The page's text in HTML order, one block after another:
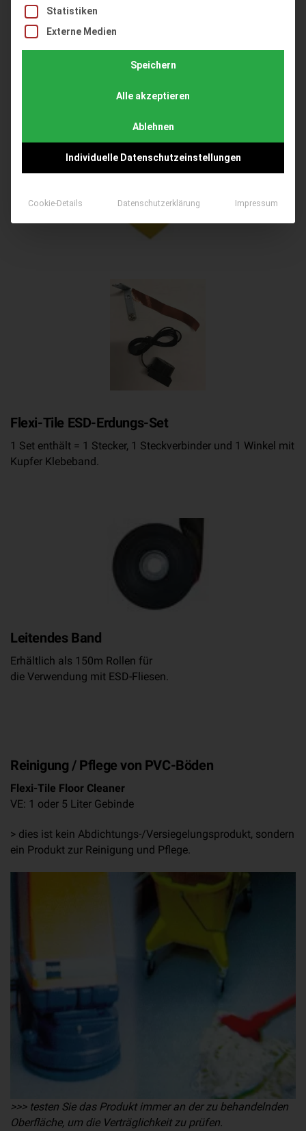
>>> nicht geeignet für Hubwagen, Ameisen, Auto, LKW’s,
Staplerverkehr, etc.
Flexi-Tile ESD-Erdungs-Set
1 Set enthält = 1 Stecker, 1 Steckverbinder und 1 Winkel mit
Kupfer Klebeband.
Leitendes Band
Erhältlich als 150m Rollen für
die Verwendung mit ESD-Fliesen.
Reinigung / Pflege von PVC-Böden
Flexi-Tile Floor Cleaner
VE: 1 oder 5 Liter Gebinde
> dies ist kein Abdichtungs-/Versiegelungsprodukt, sondern
ein Produkt zur Reinigung und Pflege.
>>> testen Sie das Produkt immer an der zu behandelnden
Oberfläche, um die Verträglichkeit zu prüfen.
Statistiken
Externe Medien
Speichern
Alle akzeptieren
Ablehnen
Individuelle Datenschutzeinstellungen
Cookie-Details Datenschutzerklärung Impressum